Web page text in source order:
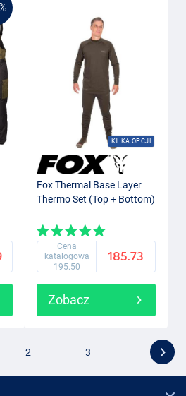
KILKA OPCJI
Fox Thermal Base Layer
Thermo Set (Top + Bottom)
Cena
katalogowa
195.50
185.73
Zobacz
2 3